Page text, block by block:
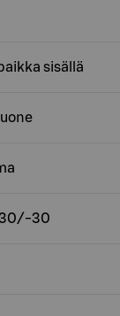
sisällä
30/-30